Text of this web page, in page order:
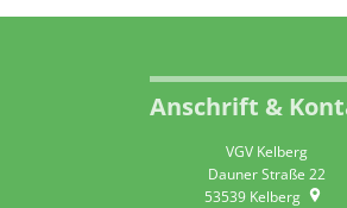
Anschrift &
VGV Kelberg
Dauner Straße 22
53539 Kelberg